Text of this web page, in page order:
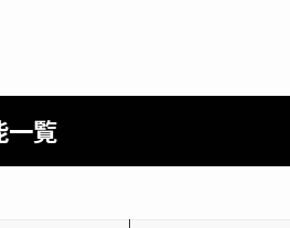
一覧